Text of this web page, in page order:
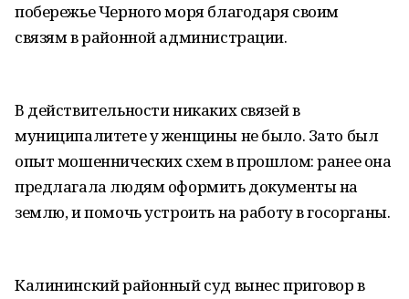
побережье Черного моря благодаря своим
связям в районной администрации.
В действительности никаких связей в
муниципалитете у женщины не было. Зато был
опыт мошеннических схем в прошлом: ранее она
предлагала людям оформить документы на
землю, и помочь устроить на работу в госорганы.
Калининский районный суд вынес приговор в